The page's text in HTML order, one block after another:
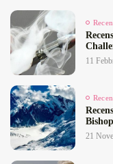
11
Bishop
21